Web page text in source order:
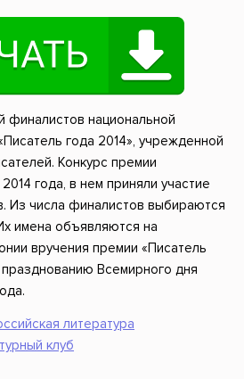
финалистов национальной
года 2014», учрежденной
Конкурс премии
года, в нем приняли участие
Из числа финалистов выбираются
имена объявляются на
вручения премии «Писатель
Всемирного дня
литература
клуб